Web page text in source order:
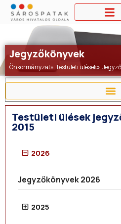
Jegyzőkönyvek
Önkormányzat» Testületi ülések»
Testületi ülések
2015
2026
Jegyzőkönyvek 2026
2025